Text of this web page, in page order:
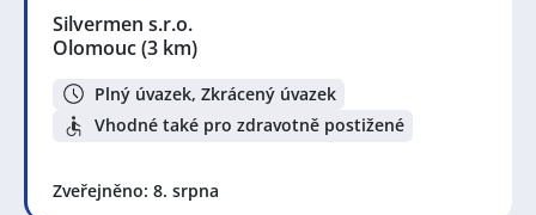
Silvermen s.r.o.
Olomouc(3 km)
Plný úvazek, Zkrácený úvazek
Vhodné také pro zdravotně postižené
Zveřejněno: 8. srpna